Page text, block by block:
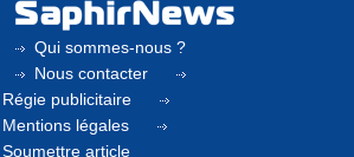
Qui sommes-nous ?
Nous contacter
Régie publicitaire
Mentions légales
Soumettre article